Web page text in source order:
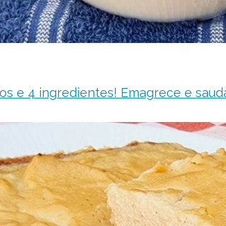
e 4 ingredientes! Emagrece e